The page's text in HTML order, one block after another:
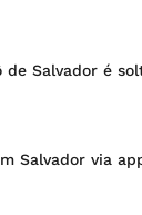
Salvador é
Salvador via